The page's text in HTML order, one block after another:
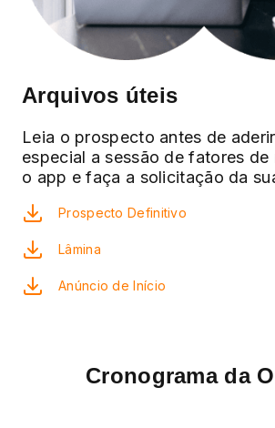
Arquivos úteis
Leia o prospecto antes de
especial a sessão de fatores de
o app e faça a solicitação da
Prospecto Definitivo
Lâmina
Anúncio de Início
Cronograma da